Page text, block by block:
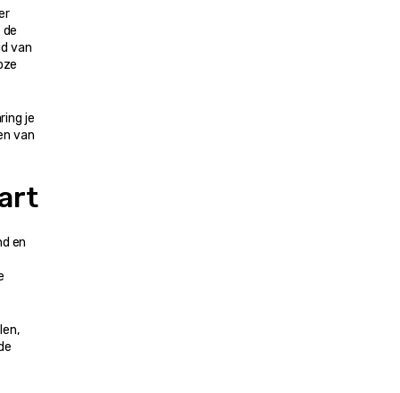
van
je
van
en